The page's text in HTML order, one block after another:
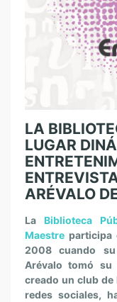
LA
LUGAR
ARÉVALO
LaBiblioteca
Maestre participa
2008 cuando
Arévalo tomó su
creado un club de
redes sociales,